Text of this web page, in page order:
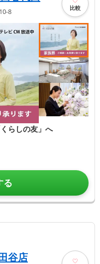
8 比較
らしの友」へ
る
谷店